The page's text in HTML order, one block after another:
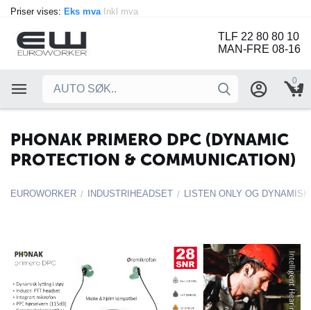
Priser vises: Eks mva Inkl mva
TLF 22 80 80 10
MAN-FRE 08-16
0
PHONAK PRIMERO DPC (DYNAMIC
PROTECTION & COMMUNICATION)
EUROWORKER / INDUSTRIHEADSET / LISTEN ONLY OG